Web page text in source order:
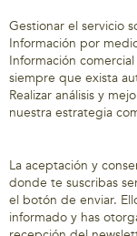
Gestionar el servicio
Información por
Información
siempre que exista
Realizar análisis y
nuestra estrategia
La aceptación y
donde te suscribas
el botón de enviar.
informado y has